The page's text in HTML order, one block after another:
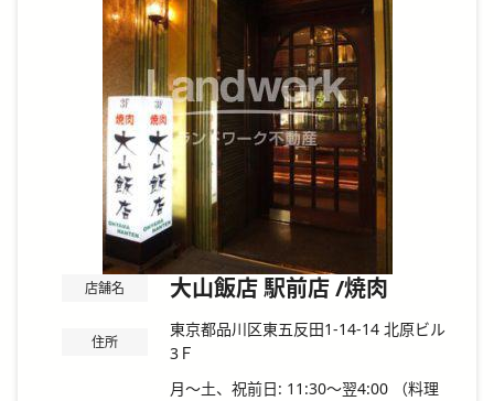
店舗名 大山飯店 駅前店 /焼肉
住所
東京都品川区東五反田1-14-14 北原ビル
3Ｆ
月～土、祝前日: 11:30～翌4:00 （料理